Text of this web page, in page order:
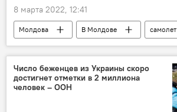
8 марта 2022, 12:41
Молдова В Молдове
самолет
Орган гражданской авиации
Число беженцев из Украины скоро
достигнет отметки в 2 миллиона
человек – ООН